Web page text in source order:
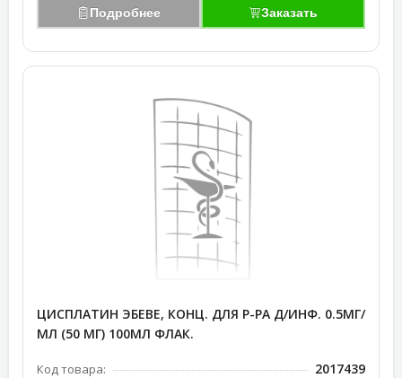
Подробнее Заказать
ЦИСПЛАТИН ЭБЕВЕ, КОНЦ. ДЛЯ Р-РА Д/ИНФ. 0.5МГ/
МЛ (50 МГ) 100МЛ ФЛАК.
Код товара: 2017439